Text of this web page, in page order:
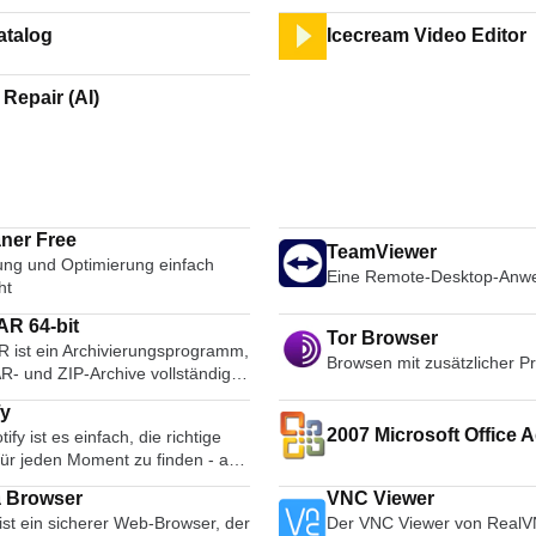
Icecream Video Editor
(AI)
Free
und Optimierung einfach
TeamViewer
Eine Remote-Desktop-
64-bit
ist ein Archivierungsprogramm,
und ZIP-Archive vollständig
und in der Lage ist, CAB-,
, TAR-, GZ-, ACE-, UUE-,
, ISO-, 7Z- und Z-Archive zu
Sie erstellt durchweg
Archive als die Konkurrenz und
Speicherplatz und
Tor Browser
Browsen mit zusätzlicher
ist es einfach, die richtige
jeden Moment zu finden - auf
Ihrem Computer, Ihrem
mehr. Es gibt Millionen von
auf Spotify. Ob Sie nun
2007 Microsoft Office
Browser
ein sicherer Web-Browser, der
VNC Viewer
Der VNC Viewer von